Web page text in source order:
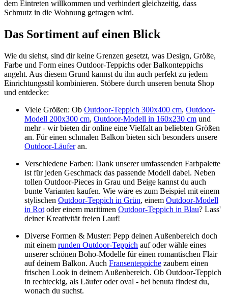
dem Eintreten willkommen und verhindert gleichzeitig, dass
Schmutz in die Wohnung getragen wird.
Das Sortiment auf einen Blick
Wie du siehst, sind dir keine Grenzen gesetzt, was Design, Größe,
Farbe und Form eines Outdoor-Teppichs oder Balkonteppichs
angeht. Aus diesem Grund kannst du ihn auch perfekt zu jedem
Einrichtungsstil kombinieren. Stöbere durch unseren benuta Shop
und entdecke:
Viele Größen: Ob Outdoor-Teppich 300x400 cm, Outdoor-
Modell 200x300 cm, Outdoor-Modell in 160x230 cm und
mehr - wir bieten dir online eine Vielfalt an beliebten Größen
an. Für einen schmalen Balkon bieten sich besonders unsere
Outdoor-Läuferan.
Verschiedene Farben: Dank unserer umfassenden Farbpalette
ist für jeden Geschmack das passende Modell dabei. Neben
tollen Outdoor-Pieces in Grau und Beige kannst du auch
bunte Varianten kaufen. Wie wäre es zum Beispiel mit einem
stylischen Outdoor-Teppich in Grün, einem Outdoor-Modell
in Rot oder einem maritimen Outdoor-Teppich in Blau? Lass'
deiner Kreativität freien Lauf!
Diverse Formen & Muster: Pepp deinen Außenbereich doch
mit einem runden Outdoor-Teppich auf oder wähle eines
unserer schönen Boho-Modelle für einen romantischen Flair
auf deinem Balkon. Auch Fransenteppiche zaubern einen
frischen Look in deinem Außenbereich. Ob Outdoor-Teppich
in rechteckig, als Läufer oder oval - bei benuta findest du,
wonach du suchst.